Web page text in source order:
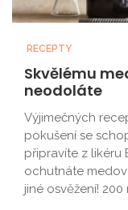
RECEPTY
Skvělému
neodoláte
Výjimečných
pokušení se
připravíte z likéru
ochutnáte
jiné osvěžení! 200